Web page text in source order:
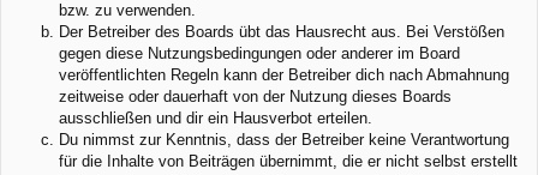
bzw. zu verwenden.
Der Betreiber des Boards übt das Hausrecht aus. Bei Verstößen
gegen diese Nutzungsbedingungen oder anderer im Board
veröffentlichten Regeln kann der Betreiber dich nach Abmahnung
zeitweise oder dauerhaft von der Nutzung dieses Boards
ausschließen und dir ein Hausverbot erteilen.
Du nimmst zur Kenntnis, dass der Betreiber keine Verantwortung
für die Inhalte von Beiträgen übernimmt, die er nicht selbst erstellt